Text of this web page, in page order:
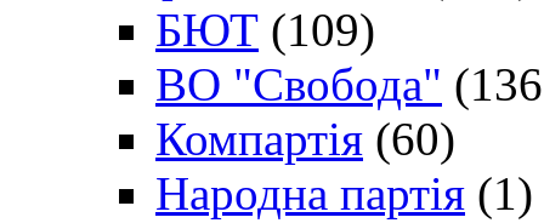
БЮТ (109)
ВО "Свобода"
Компартія (60)
Народна партія (1)